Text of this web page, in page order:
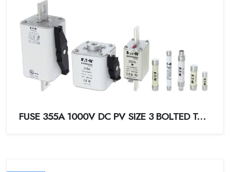
FUSE 355A 1000V DC PV SIZE 3 BOLTED TAG